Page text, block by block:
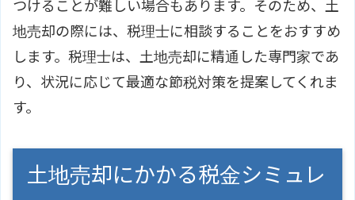
つけることが難しい場合もあります。そのため、土
地売却の際には、税理士に相談することをおすすめ
します。税理士は、土地売却に精通した専門家であ
り、状況に応じて最適な節税対策を提案してくれま
す。
土地売却にかかる税金シミュレ